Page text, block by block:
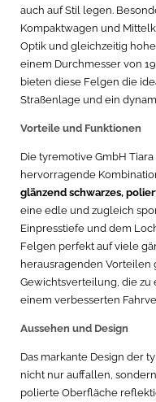
auch auf Stil legen.
Kompaktwagen und
Optik und gleichzeitig
einem Durchmesser von
bieten diese Felgen die
Straßenlage und ein
Vorteile und Funktionen
Die tyremotive GmbH
hervorragende
glänzend schwarzes,
eine edle und zugleich
Einpresstiefe und dem
Felgen perfekt auf viele
herausragenden
Gewichtsverteilung, die zu
einem verbesserten
Aussehen und Design
Das markante Design der
nicht nur auffallen,
polierte Oberfläche